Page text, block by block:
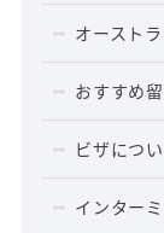
オースト
おすすめ
ビザにつ
インター